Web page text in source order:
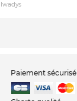
Paiement sécurisé